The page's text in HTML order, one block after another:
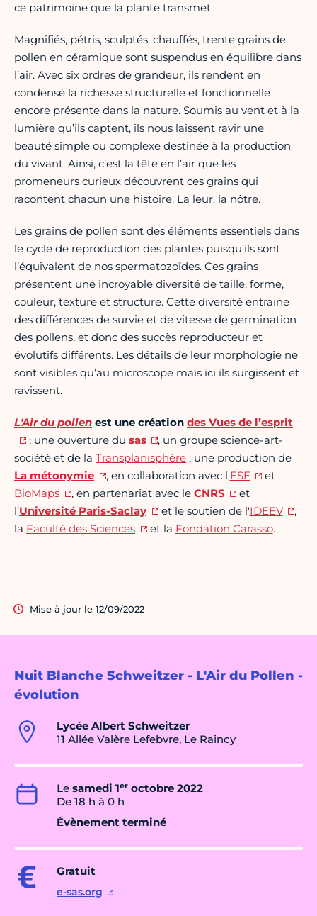
Nuit Blanche Schweitzer - L'Air du Pollen -
évolution
Lycée Albert Schweitzer
11 Allée Valère Lefebvre, Le Raincy
Le samedi 1er octobre 2022
De 18 h à 0 h
Évènement terminé
Gratuit
e-sas.org
ce patrimoine que la plante transmet.
Magnifiés, pétris, sculptés, chauffés, trente grains de
pollen en céramique sont suspendus en équilibre dans
l’air. Avec six ordres de grandeur, ils rendent en
condensé la richesse structurelle et fonctionnelle
encore présente dans la nature. Soumis au vent et à la
lumière qu’ils captent, ils nous laissent ravir une
beauté simple ou complexe destinée à la production
du vivant. Ainsi, c’est la tête en l’air que les
promeneurs curieux découvrent ces grains qui
racontent chacun une histoire. La leur, la nôtre.
Les grains de pollen sont des éléments essentiels dans
le cycle de reproduction des plantes puisqu’ils sont
l’équivalent de nos spermatozoïdes. Ces grains
présentent une incroyable diversité de taille, forme,
couleur, texture et structure. Cette diversité entraine
des différences de survie et de vitesse de germination
des pollens, et donc des succès reproducteur et
évolutifs différents. Les détails de leur morphologie ne
sont visibles qu’au microscope mais ici ils surgissent et
ravissent.
L'Air du pollen est une création des Vues de l’esprit
; une ouverture du sas
, un groupe science-art-
société et de la Transplanisphère ; une production de
La métonymie
, en collaboration avec l'ESE
et
BioMaps
, en partenariat avec le CNRS
et
l’Université Paris-Saclay et le soutien de l'IDEEV
,
la Faculté des Sciences et la Fondation Carasso.
Mise à jour le 12/09/2022